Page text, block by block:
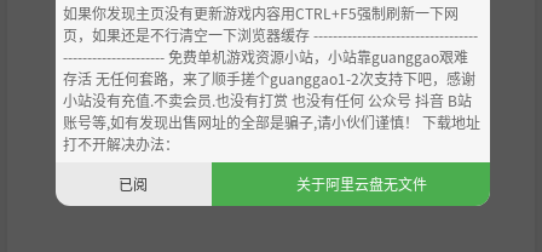
下班后的时光同样应该是丰富多彩的。从提升兴趣爱好到发
展副业赚钱，你可以选择参加健身、写网文、成为游戏主
如果你发现主页没有更新游戏内容用CTRL+F5强制刷新一下网
页，如果还是不行清空一下浏览器缓存 ----------------------------------
--------------------- 免费单机游戏资源小站，小站靠guanggao艰难
存活 无任何套路，来了顺手搓个guanggao1-2次支持下吧，感谢
小站没有充值.不卖会员.也没有打赏 也没有任何 公众号 抖音 B站
账号等,如有发现出售网址的全部是骗子,请小伙们谨慎！ 下载地址
打不开解决办法：
已阅
关于阿里云盘无文件